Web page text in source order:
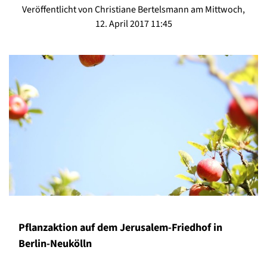
Veröffentlicht von Christiane Bertelsmann am Mittwoch,
12. April 2017 11:45
Pflanzaktion auf dem Jerusalem-Friedhof in
Berlin-Neukölln